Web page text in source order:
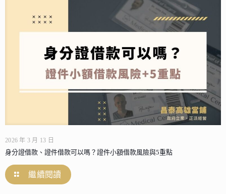
2026 年 3 月 13 日
身分證借款、證件借款可以嗎？證件小額借款風險與5重點
繼續閱讀